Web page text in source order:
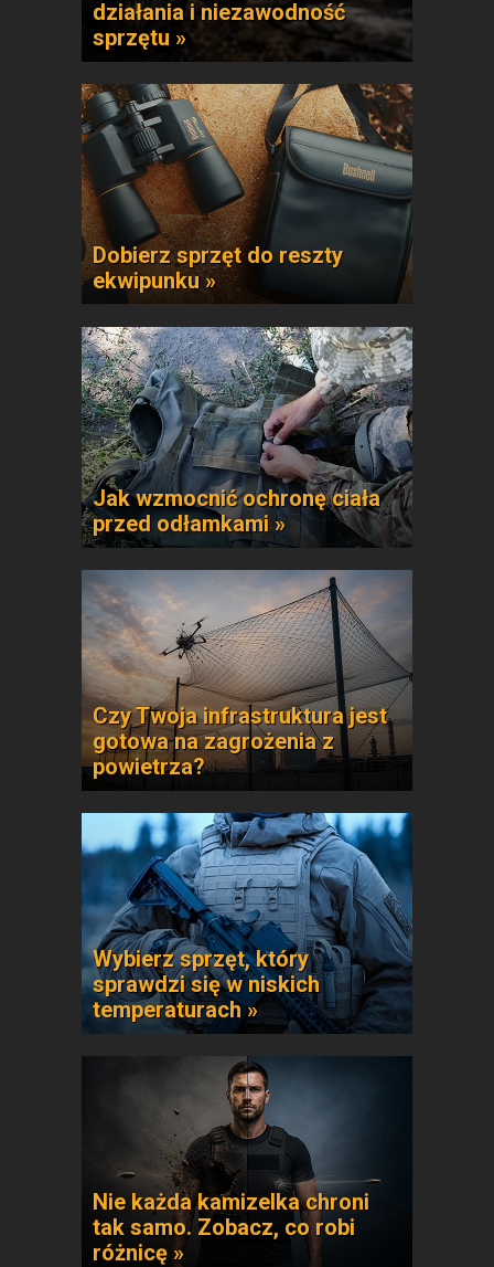
działania i niezawodność
sprzętu »
Dobierz sprzęt do reszty
ekwipunku »
Jak wzmocnić ochronę ciała
przed odłamkami »
Czy Twoja infrastruktura jest
gotowa na zagrożenia z
powietrza?
Wybierz sprzęt, który
sprawdzi się w niskich
temperaturach »
Nie każda kamizelka chroni
tak samo. Zobacz, co robi
różnicę »